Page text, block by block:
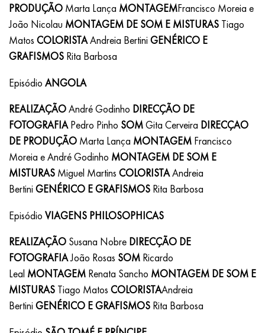
PRODUÇÃO Marta Lança MONTAGEMFrancisco Moreia e
João Nicolau MONTAGEM DE SOM E MISTURAS Tiago
Matos COLORISTAAndreia Bertini GENÉRICO E
GRAFISMOS Rita Barbosa
Episódio ANGOLA
REALIZAÇÃOAndré Godinho DIRECÇÃO DE
FOTOGRAFIAPedro Pinho SOMGita Cerveira DIRECÇAO
DE PRODUÇÃO Marta Lança MONTAGEM Francisco
Moreia e André Godinho MONTAGEM DE SOM E
MISTURAS Miguel Martins COLORISTAAndreia
Bertini GENÉRICO E GRAFISMOS Rita Barbosa
Episódio VIAGENS PHILOSOPHICAS
REALIZAÇÃO Susana Nobre DIRECÇÃO DE
FOTOGRAFIAJoão Rosas SOM Ricardo
Leal MONTAGEM Renata Sancho MONTAGEM DE SOM E
MISTURAS Tiago Matos COLORISTAAndreia
Bertini GENÉRICO E GRAFISMOS Rita Barbosa